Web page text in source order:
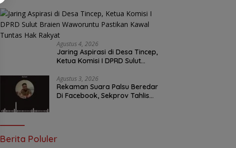
Braien Waworuntu di Garis
Depan Aspirasi Warga
Agustus 4, 2026
Jaring Aspirasi di Desa Tincep,
Ketua Komisi I DPRD Sulut
Kawal Tuntas Hak Rakyat
Agustus 3, 2026
Rekaman Suara Palsu Beredar
Di Facebook, Sekprov Tahlis
Berita Poluler